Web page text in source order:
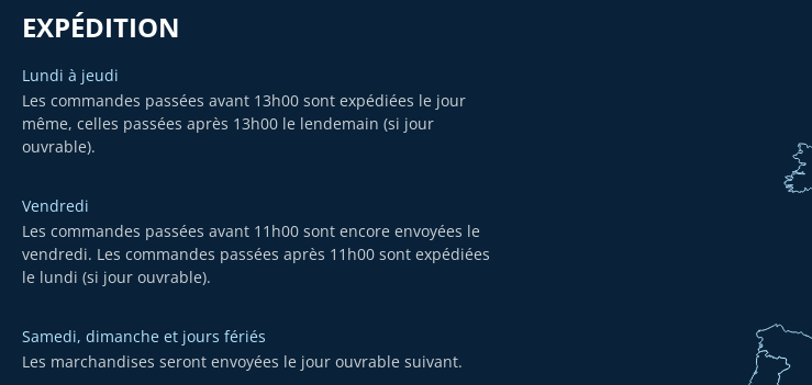
EXPÉDITION
Lundi à jeudi
Les commandes passées avant 13h00 sont expédiées le jour
même, celles passées après 13h00 le lendemain (si jour
ouvrable).
Vendredi
Les commandes passées avant 11h00 sont encore envoyées le
vendredi. Les commandes passées après 11h00 sont expédiées
le lundi (si jour ouvrable).
Samedi, dimanche et jours fériés
Les marchandises seront envoyées le jour ouvrable suivant.